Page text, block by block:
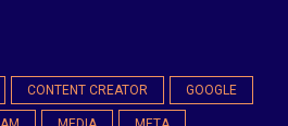
CONTENT CREATOR GOOGLE